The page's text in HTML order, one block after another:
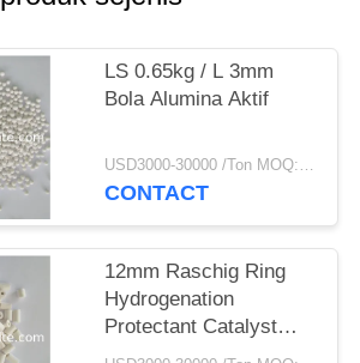
LS 0.65kg / L 3mm
Bola Alumina Aktif
USD3000-30000 /Ton MOQ:1 KG
CONTACT
12mm Raschig Ring
Hydrogenation
Protectant Catalyst
Carrier